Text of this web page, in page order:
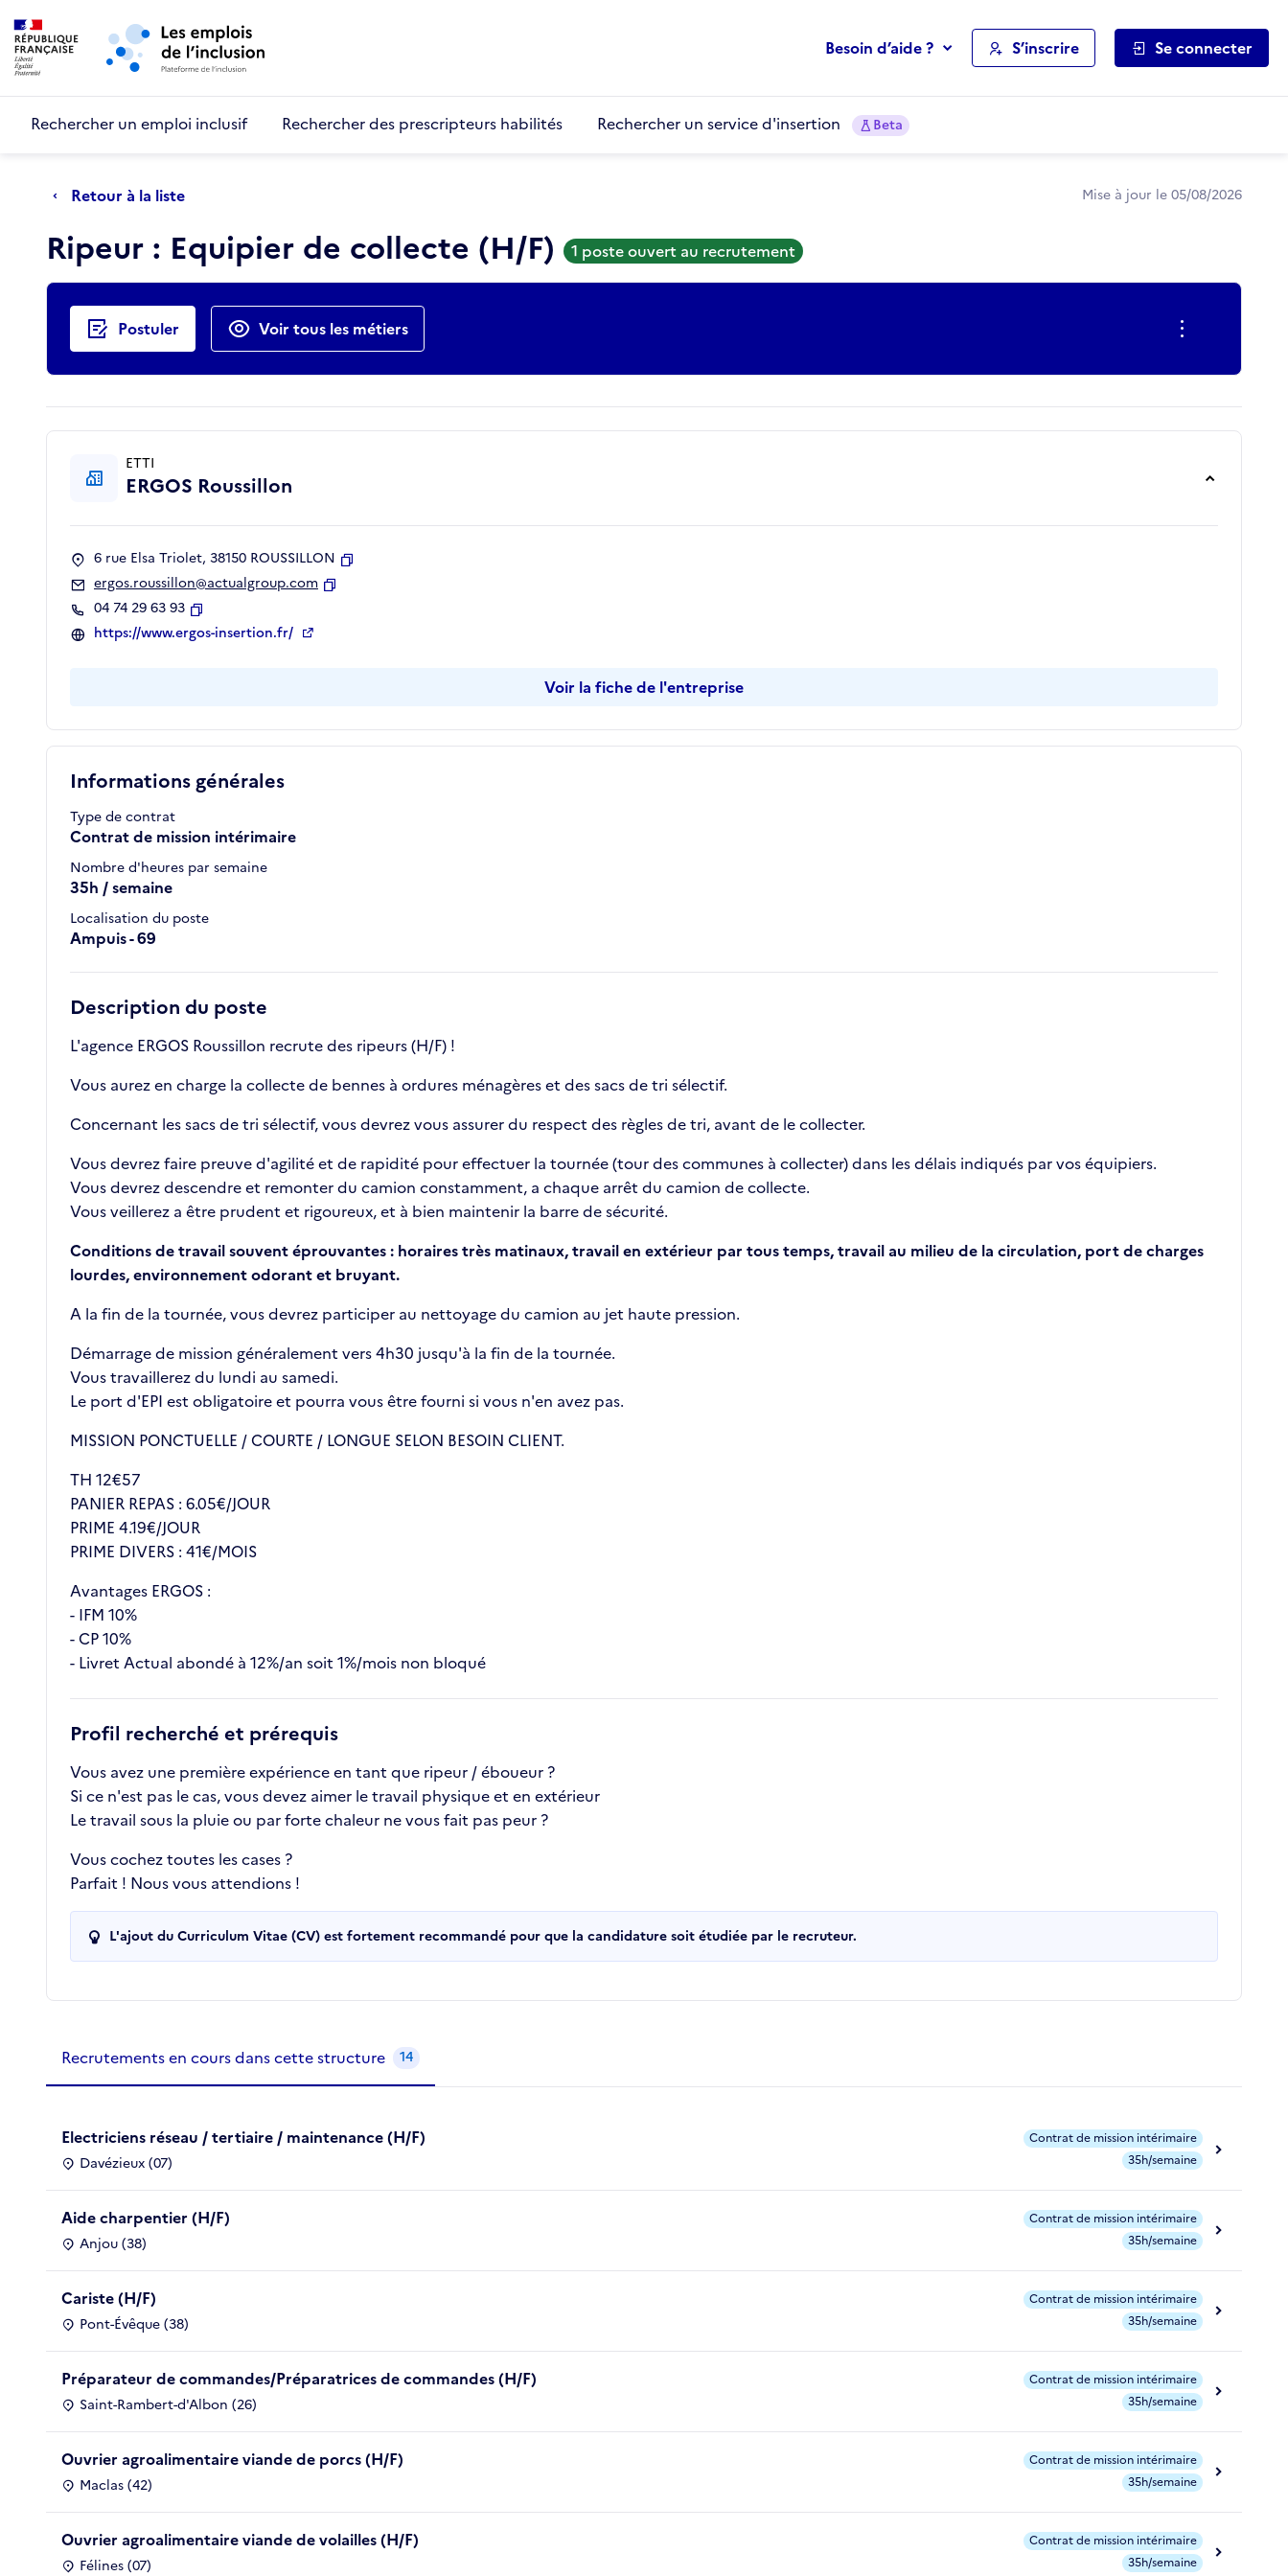
Aller au menu principal
Besoin d’aide ? S’inscrire Se connecter
Rechercher un emploi inclusif Rechercher des prescripteurs habilités Rechercher un service d'insertion Beta
Retour à la liste Mise à jour le 05/08/2026
Ripeur : Equipier de collecte (H/F) 1 poste ouvert au recrutement
Actions rapides
Postuler Voir tous les métiers
Informations générales
Type de contrat
Contrat de mission intérimaire
Nombre d'heures par semaine
35h / semaine
Localisation du poste
Ampuis - 69
Description du poste
L'agence ERGOS Roussillon recrute des ripeurs (H/F) !
Vous aurez en charge la collecte de bennes à ordures ménagères et des sacs de tri sélectif.
Concernant les sacs de tri sélectif, vous devrez vous assurer du respect des règles de tri, avant de le collecter.
Vous devrez faire preuve d'agilité et de rapidité pour effectuer la tournée (tour des communes à collecter) dans les délais indiqués par vos équipiers.
Vous devrez descendre et remonter du camion constamment, a chaque arrêt du camion de collecte.
Vous veillerez a être prudent et rigoureux, et à bien maintenir la barre de sécurité.
Conditions de travail souvent éprouvantes : horaires très matinaux, travail en extérieur par tous temps, travail au milieu de la circulation, port de charges
lourdes, environnement odorant et bruyant.
A la fin de la tournée, vous devrez participer au nettoyage du camion au jet haute pression.
Démarrage de mission généralement vers 4h30 jusqu'à la fin de la tournée.
Vous travaillerez du lundi au samedi.
Le port d'EPI est obligatoire et pourra vous être fourni si vous n'en avez pas.
MISSION PONCTUELLE / COURTE / LONGUE SELON BESOIN CLIENT.
TH 12€57
PANIER REPAS : 6.05€/JOUR
PRIME 4.19€/JOUR
PRIME DIVERS : 41€/MOIS
Avantages ERGOS :
- IFM 10%
- CP 10%
- Livret Actual abondé à 12%/an soit 1%/mois non bloqué
Profil recherché et prérequis
Vous avez une première expérience en tant que ripeur / éboueur ?
Si ce n'est pas le cas, vous devez aimer le travail physique et en extérieur
Le travail sous la pluie ou par forte chaleur ne vous fait pas peur ?
Vous cochez toutes les cases ?
Parfait ! Nous vous attendions !
L'ajout du Curriculum Vitae (CV) est fortement recommandé pour que la candidature soit étudiée par le recruteur.
ETTI
ERGOS Roussillon
6 rue Elsa Triolet, 38150 ROUSSILLON
ergos.roussillon@actualgroup.com
04 74 29 63 93
Copier
https://www.ergos-insertion.fr/
Voir la fiche de l'entreprise
Recrutements de la structure
Recrutements en cours dans cette structure 14
Electriciens réseau / tertiaire / maintenance (H/F)
Davézieux (07)
Contrat de mission intérimaire
35h/semaine
Aide charpentier (H/F)
Anjou (38)
Contrat de mission intérimaire
35h/semaine
Cariste (H/F)
Pont-Évêque (38)
Contrat de mission intérimaire
35h/semaine
Préparateur de commandes/Préparatrices de commandes (H/F)
Saint-Rambert-d'Albon (26)
Contrat de mission intérimaire
35h/semaine
Ouvrier agroalimentaire viande de porcs (H/F)
Maclas (42)
Contrat de mission intérimaire
35h/semaine
Ouvrier agroalimentaire viande de volailles (H/F)
Félines (07)
Contrat de mission intérimaire
35h/semaine